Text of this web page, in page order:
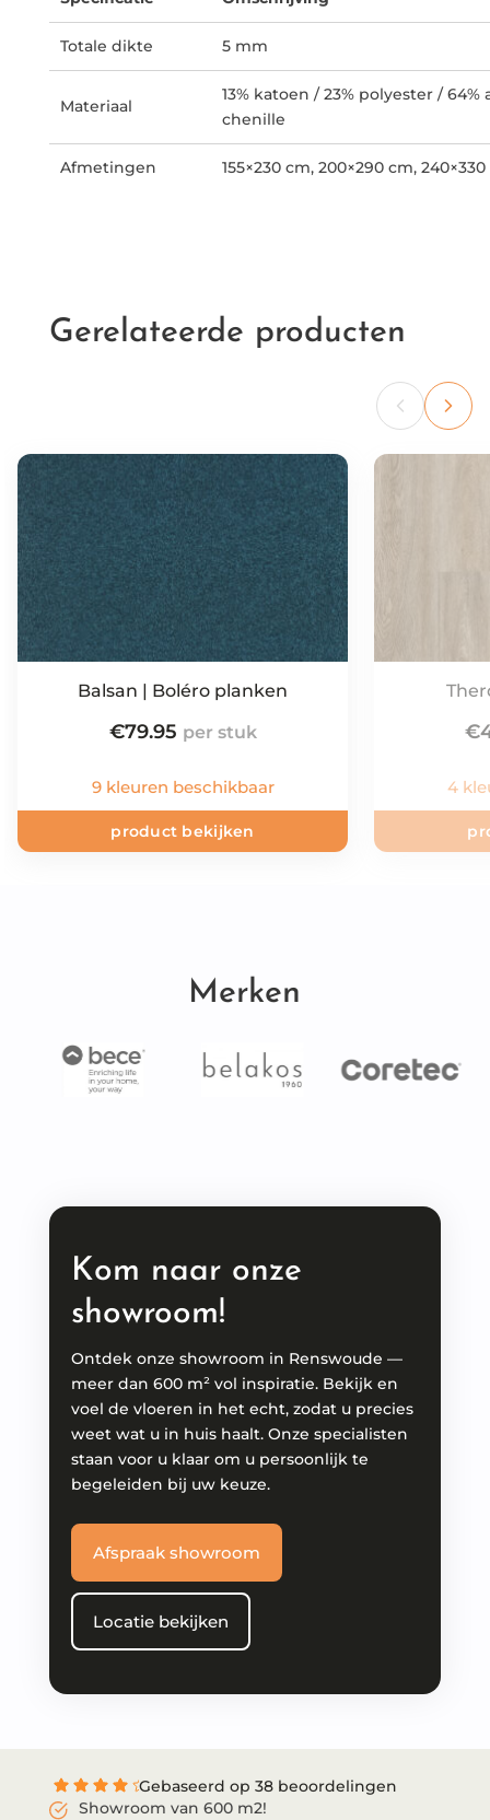
Totale dikte 5 mm
Materiaal
13% katoen / 23% polyester / 64%
chenille
Afmetingen 155×230 cm, 200×290 cm,
Gerelateerde producten
Balsan | Boléro planken
€79.95
9 kleuren beschikbaar
product bekijken
€
4
Merken
Kom naar onze
showroom!
Ontdek onze showroom in Renswoude —
meer dan 600 m² vol inspiratie. Bekijk en
voel de vloeren in het echt, zodat u precies
weet wat u in huis haalt. Onze specialisten
staan voor u klaar om u persoonlijk te
begeleiden bij uw keuze.
Afspraak showroom
Locatie bekijken
Gebaseerd op 38 beoordelingen
Showroom van 600 m2!